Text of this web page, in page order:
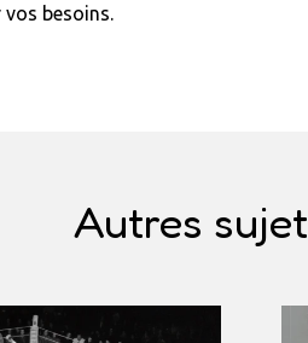
vos besoins.
Autres